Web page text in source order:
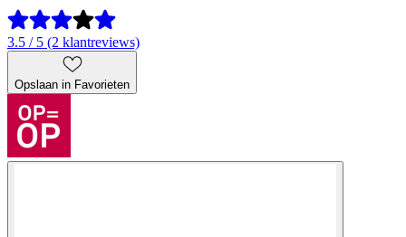
3.5 / 5 (2 klantreviews)
Opslaan in Favorieten